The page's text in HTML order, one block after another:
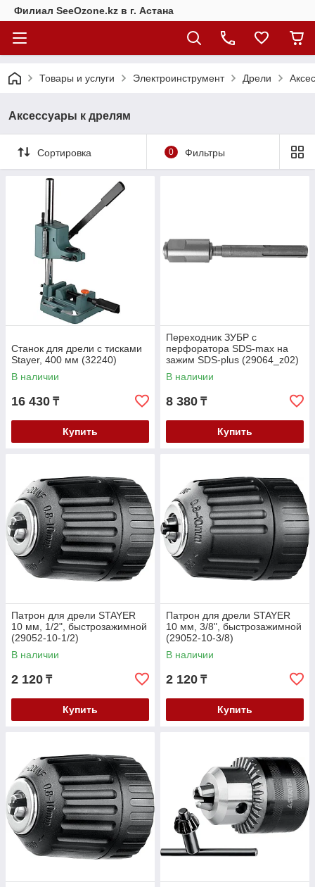
Филиал SeeOzone.kz в г. Астана
Товары и услуги Электроинструмент Дрели
Аксессуары к дрелям
Сортировка 0 Фильтры
Станок для дрели с тисками
Stayer, 400 мм (32240)
В наличии
16 430 ₸
Купить
Переходник ЗУБР с
перфоратора SDS-max на
зажим SDS-plus (29064_z02)
В наличии
8 380 ₸
Купить
Патрон для дрели STAYER
10 мм, 1/2", быстрозажимной
(29052-10-1/2)
В наличии
2 120 ₸
Купить
Патрон для дрели STAYER
10 мм, 3/8", быстрозажимной
(29052-10-3/8)
В наличии
2 120 ₸
Купить